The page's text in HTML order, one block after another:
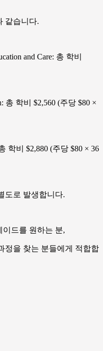
같습니다.
and Care: 총 학비
총 학비 $2,560 (주당 $80 ×
학비 $2,880 (주당 $80 × 36
도로 발생합니다.
드를 원하는 분,
정을 찾는 분들에게 적합합